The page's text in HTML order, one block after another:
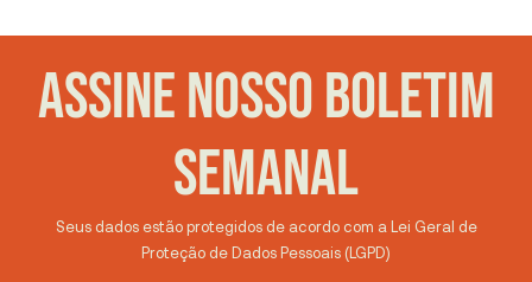
ASSINE NOSSO BOLETIM
SEMANAL
Seus dados estão protegidos de acordo com a Lei Geral de
Proteção de Dados Pessoais (LGPD)